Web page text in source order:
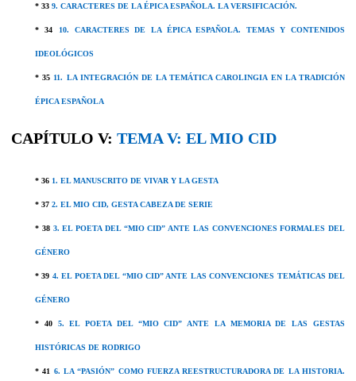
* 33 9. CARACTERES DE LA ÉPICA ESPAÑOLA. LA VERSIFICACIÓN.
* 34 10. CARACTERES DE LA ÉPICA ESPAÑOLA. TEMAS Y CONTENIDOS
IDEOLÓGICOS
* 35 11. LA INTEGRACIÓN DE LA TEMÁTICA CAROLINGIA EN LA TRADICIÓN
ÉPICA ESPAÑOLA
CAPÍTULO V: TEMA V: EL MIO CID
* 36 1. EL MANUSCRITO DE VIVAR Y LA GESTA
* 37 2. EL MIO CID, GESTA CABEZA DE SERIE
* 38 3. EL POETA DEL “MIO CID” ANTE LAS CONVENCIONES FORMALES DEL
GÉNERO
* 39 4. EL POETA DEL “MIO CID” ANTE LAS CONVENCIONES TEMÁTICAS DEL
GÉNERO
* 40 5. EL POETA DEL “MIO CID” ANTE LA MEMORIA DE LAS GESTAS
HISTÓRICAS DE RODRIGO
* 41 6. LA “PASIÓN” COMO FUERZA REESTRUCTURADORA DE LA HISTORIA.